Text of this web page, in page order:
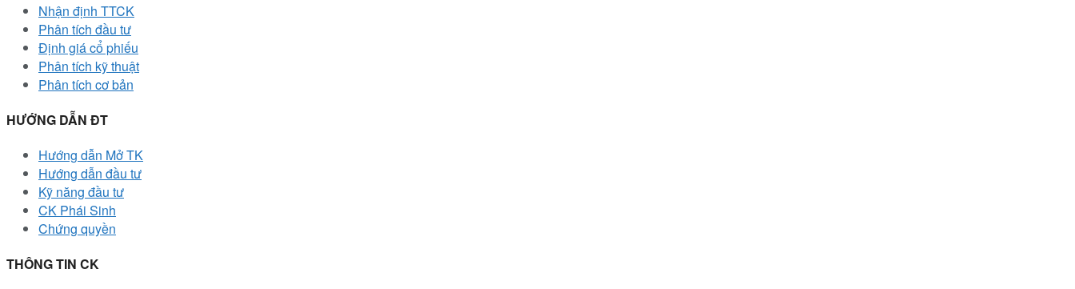
Nhận định TTCK
Phân tích đầu tư
Định giá cổ phiếu
Phân tích kỹ thuật
Phân tích cơ bản
HƯỚNG DẪN ĐT
Hướng dẫn Mở TK
Hướng dẫn đầu tư
Kỹ năng đầu tư
CK Phái Sinh
Chứng quyền
THÔNG TIN CK